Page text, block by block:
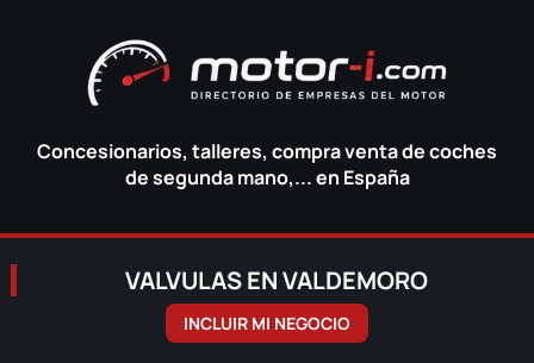
Concesionarios, talleres, compra venta de coches
de segunda mano,... en España
VALVULAS EN VALDEMORO
INCLUIR MI NEGOCIO